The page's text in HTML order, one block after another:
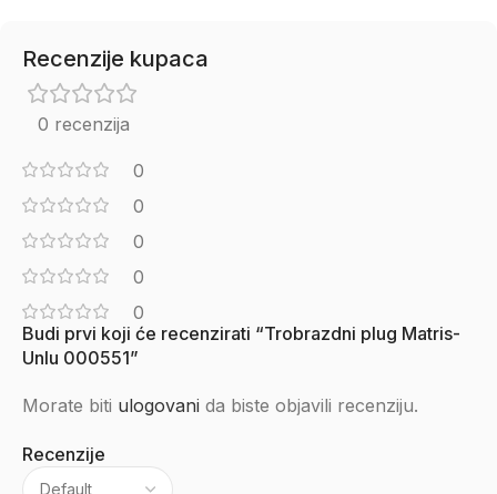
Recenzije kupaca
0 recenzija
0
0
0
0
0
Recenzije
Budi prvi koji će recenzirati “Trobrazdni plug Matris-
Unlu 000551”
Morate biti ulogovani da biste objavili recenziju.